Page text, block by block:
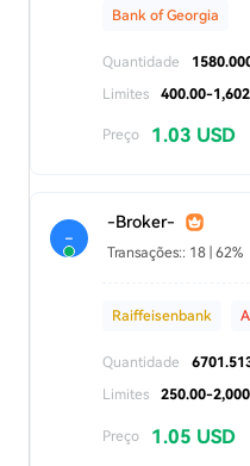
Bank of Georgia
Quantidade
Limites
400.00-
Preço 1.03 USD
-
-Broker-
Transações:: 18 | 62%
Raiffeisenbank
Quantidade
Limites
250.00-
Preço 1.05 USD